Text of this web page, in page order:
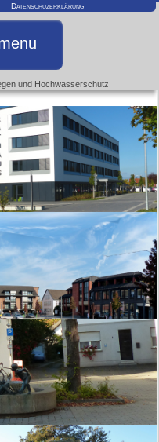
Datenschuzerklärung
und Hochwasserschutz